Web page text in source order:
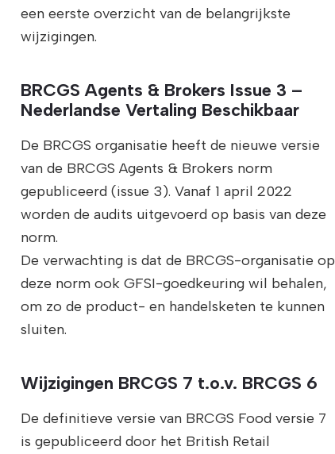
een eerste overzicht van de belangrijkste
wijzigingen.
BRCGS Agents & Brokers Issue 3 –
Nederlandse Vertaling Beschikbaar
De BRCGS organisatie heeft de nieuwe versie
van de BRCGS Agents & Brokers norm
gepubliceerd (issue 3). Vanaf 1 april 2022
worden de audits uitgevoerd op basis van deze
norm.
De verwachting is dat de BRCGS-organisatie op
deze norm ook GFSI-goedkeuring wil behalen,
om zo de product- en handelsketen te kunnen
sluiten.
Wijzigingen BRCGS 7 t.o.v. BRCGS 6
De definitieve versie van BRCGS Food versie 7
is gepubliceerd door het British Retail